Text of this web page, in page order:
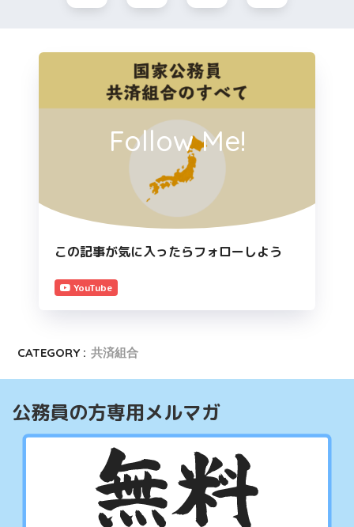
Follow Me!
この記事が気に入ったらフォローしよう
YouTube
CATEGORY : 共済組合
公務員の方専用メルマガ